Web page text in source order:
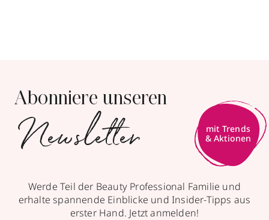
Abonniere unseren
Newsletter
mit Trends
& Aktionen
Werde Teil der Beauty Professional Familie und
erhalte spannende Einblicke und Insider-Tipps aus
erster Hand. Jetzt anmelden!